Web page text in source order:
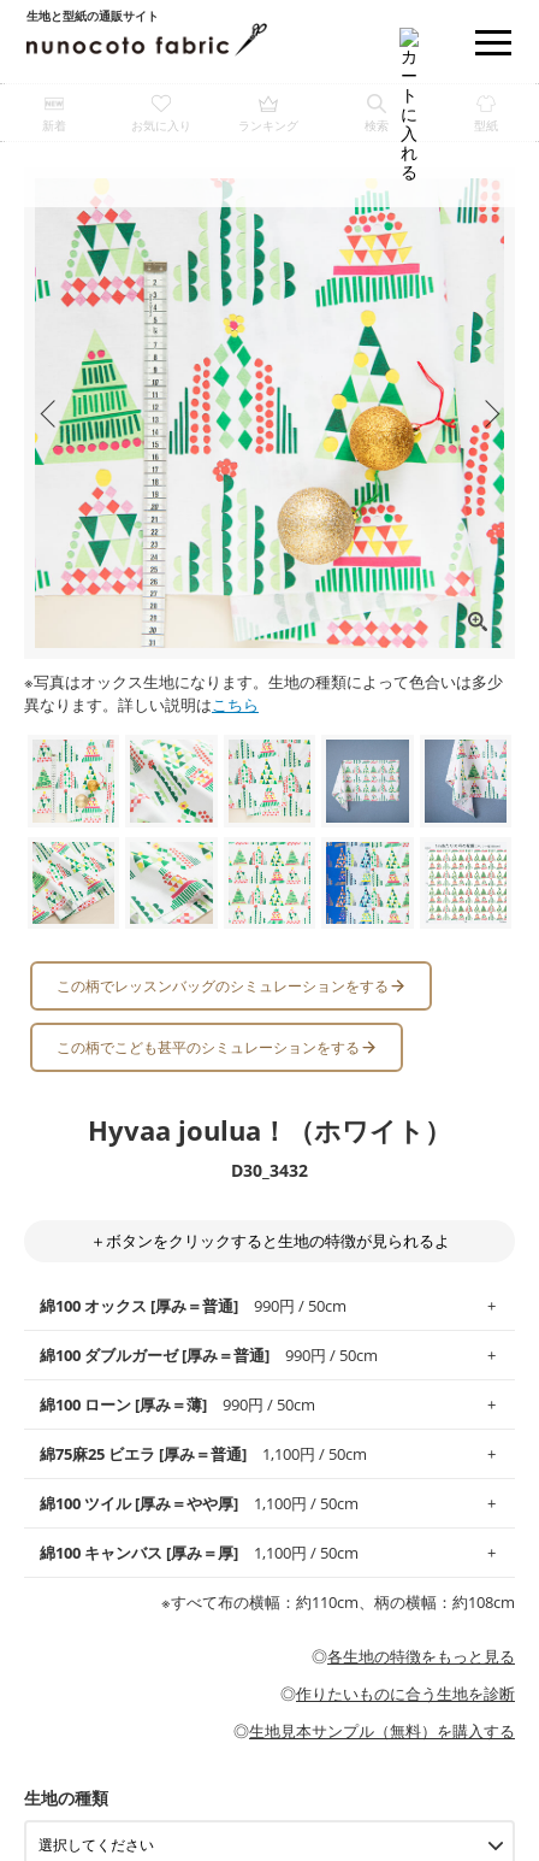
生地と型紙の通販サイト
新着 お気に入り ランキング 検索 型紙
※写真はオックス生地になります。生地の種類によって色合いは多少
異なります。詳しい説明はこちら
この柄でレッスンバッグのシミュレーションをする
この柄でこども甚平のシミュレーションをする
Hyvaa joulua！（ホワイト）
D30_3432
＋ボタンをクリックすると生地の特徴が見られるよ
綿100 オックス [厚み＝普通] 990円 / 50cm
使いやすさNo.1！しなやかさと適度な張りを併せ持ち、通気性の
高さがオックス生地の特徴です。当サイトのオックス生地は、
般にお使いいただけます。
※レッスンバッグ、上履き袋などの通園通学グッズにはツイル生
・布団カバーなどの寝具、カーテン
綿100 ダブルガーゼ [厚み＝普通] 990円 / 50cm
柔らかくふんわりとした肌触りが特徴です。ベビー用品やハンカ
チなど直接肌に触れるアイテムに最適です。高い吸湿性・通気性
す。
・スタイ、おくるみなどのベビーグッズ
・ブラウス、チュニック、ワンピースなどの洋服
・パジャマなどの寝具
綿100 ローン [厚み＝薄] 990円 / 50cm
上質で薄手の平織りの生地です。軽やかさとなめらかな手触りの
良さが魅力。透け感があるので、涼しげなトップスなどに最適で
・ブラウス、シャツ、チュニックなどのトップス
綿75麻25 ビエラ [厚み＝普通] 1,100円 / 50cm
コットン75％リネン25％の当店のビエラ生地は、オックス生地よ
りもふんわりとした柔らかい質感と適度な落ち感を感じられるの
綿100 ツイル [厚み＝やや厚] 1,100円 / 50cm
綾織りの生地です。しっかりとした張りと厚みがありながらも柔
らかいのが特徴です。生地の厚みは中厚手です。1枚でも透け感
・カーテン、エプロン、テーブルクロスなどの暮らしのアイテム
・パンツ、タックスカートなどのボトムス
もっと詳しく見る
綿100 キャンバス [厚み＝厚] 1,100円 / 50cm
耐久性があります。トートバッグ・ポーチ・ペンケースなどの布
小物、インテリア用品に向いています。
・工作用エプロン
もっと詳しく見る
※すべて布の横幅：約110cm、柄の横幅：約108cm
◎各生地の特徴をもっと見る
◎作りたいものに合う生地を診断
◎生地見本サンプル（無料）を購入する
生地の種類